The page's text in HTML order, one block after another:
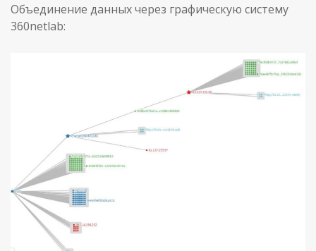
Объединение данных через графическую систему
360netlab: